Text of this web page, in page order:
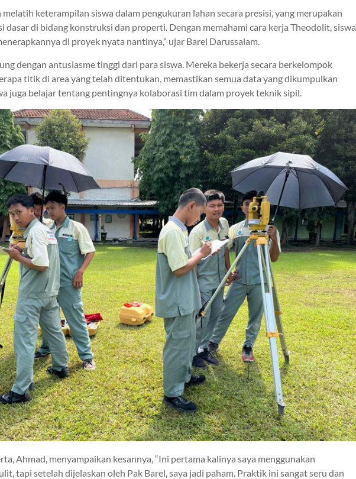
keterampilan siswa dalam pengukuran lahan secara presisi, yang merupakan
dasar di bidang konstruksi dan properti. Dengan memahami cara kerja Theodolit, siswa
di proyek nyata nantinya,” ujar Barel Darussalam.
dengan antusiasme tinggi dari para siswa. Mereka bekerja secara berkelompok
titik di area yang telah ditentukan, memastikan semua data yang dikumpulkan
juga belajar tentang pentingnya kolaborasi tim dalam proyek teknik sipil.
Ahmad, menyampaikan kesannya, “Ini pertama kalinya saya menggunakan
tapi setelah dijelaskan oleh Pak Barel, saya jadi paham. Praktik ini sangat seru dan